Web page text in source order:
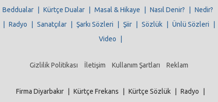
Beddualar
Kürtçe Dualar Masal & Hikaye Nasıl Denir?
Nedir?
Radyo Sanatçılar Şarkı Sözleri Şiir Sözlük Ünlü Sözleri
Video
Gizlilik Politikası İletişim Kullanım Şartları Reklam
Firma Diyarbakır Kürtçe Frekans Kürtçe Sözlük Radyo